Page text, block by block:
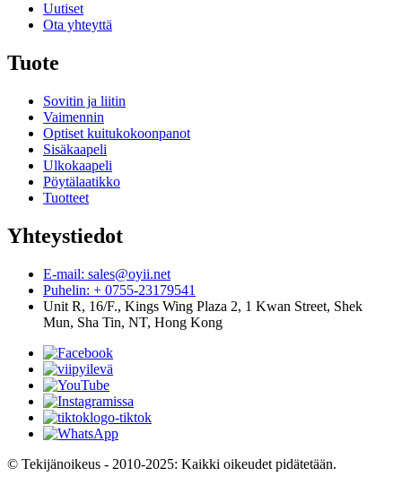
Uutiset
Ota yhteyttä
Tuote
Sovitin ja liitin
Vaimennin
Optiset kuitukokoonpanot
Sisäkaapeli
Ulkokaapeli
Pöytälaatikko
Tuotteet
Yhteystiedot
E-mail: sales@oyii.net
Puhelin: + 0755-23179541
Unit R, 16/F., Kings Wing Plaza 2, 1 Kwan Street, Shek
Mun, Sha Tin, NT, Hong Kong
© Tekijänoikeus - 2010-2025: Kaikki oikeudet pidätetään.